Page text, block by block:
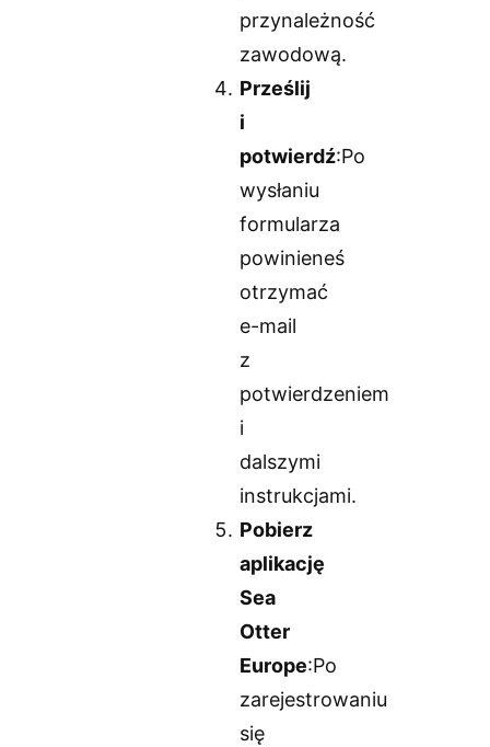
przynależność
zawodową.
Prześlij
i
potwierdź:Po
wysłaniu
formularza
powinieneś
otrzymać
e-mail
z
potwierdzeniem
i
dalszymi
instrukcjami.
Pobierz
aplikację
Sea
Otter
Europe:Po
zarejestrowaniu
się